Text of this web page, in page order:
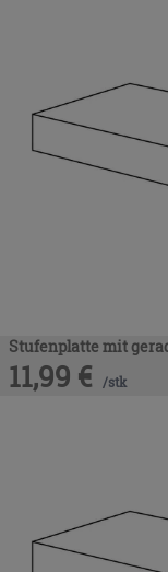
Stufenplatte mit
11,99 € /stk